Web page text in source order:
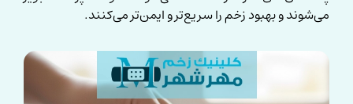
می‌شوند و بهبود زخم را سریع‌تر و ایمن‌تر می‌کنند.